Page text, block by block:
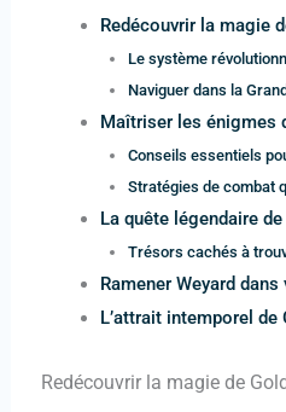
Redécouvrir la magie
Le système
Naviguer dans la
Maîtriser les énigmes
Conseils essentiels
Stratégies de combat
La quête légendaire
Trésors cachés à
Ramener Weyard
L’attrait intemporel de
Redécouvrir la magie de